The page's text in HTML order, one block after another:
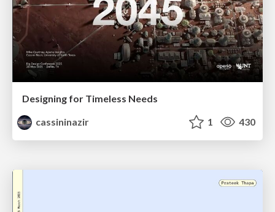
Designing for Timeless Needs
cassininazir
1 430